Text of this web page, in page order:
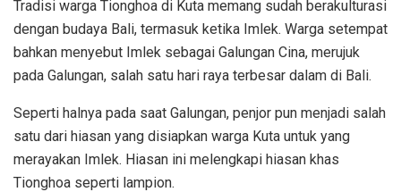
Tradisi warga Tionghoa di Kuta memang sudah berakulturasi
dengan budaya Bali, termasuk ketika Imlek. Warga setempat
bahkan menyebut Imlek sebagai Galungan Cina, merujuk
pada Galungan, salah satu hari raya terbesar dalam di Bali.
Seperti halnya pada saat Galungan, penjor pun menjadi salah
satu dari hiasan yang disiapkan warga Kuta untuk yang
merayakan Imlek. Hiasan ini melengkapi hiasan khas
Tionghoa seperti lampion.